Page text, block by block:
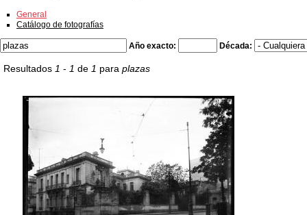
General
Catálogo de fotografías
Año exacto: Década:
Resultados 1 - 1 de 1 para plazas